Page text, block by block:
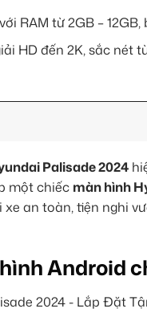
RAM từ 2GB –
HD đến 2K, sắc nét
Palisade 2024
một chiếc màn hình
an toàn, tiện nghi
Android